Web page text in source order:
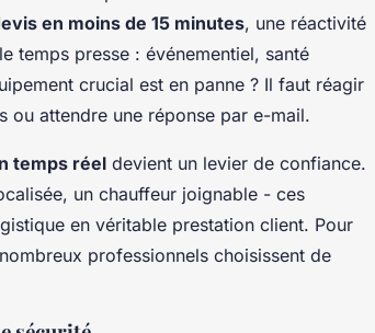
en moins de 15 minutes, une réactivité
temps presse : événementiel, santé
crucial est en panne ? Il faut réagir
ou attendre une réponse par e-mail.
temps réel devient un levier de confiance.
un chauffeur joignable - ces
en véritable prestation client. Pour
professionnels choisissent de